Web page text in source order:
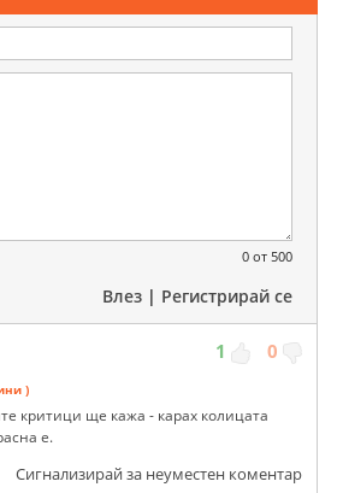
0 от 500
Влез | Регистрирай се
1 0
)
критици ще кажа - карах колицата
е.
Сигнализирай за неуместен коментар